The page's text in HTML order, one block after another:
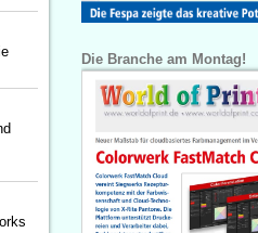
Die Branche am Montag!